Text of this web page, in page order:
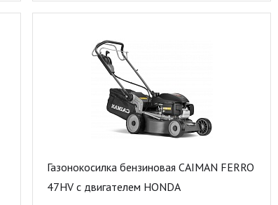
Газонокосилка бензиновая CAIMAN FERRO
47HV с двигателем HONDA